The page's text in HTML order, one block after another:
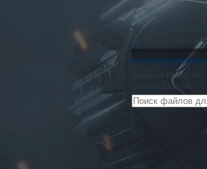
Правила
Новости
Форум